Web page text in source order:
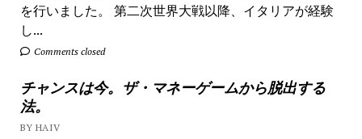
を行いました。 第二次世界大戦以降、イタリアが経験
し...
Comments closed
チャンスは今。ザ・マネーゲームから脱出する
法。
BY HAIV